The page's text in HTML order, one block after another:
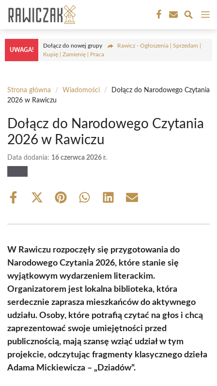
treści
UWAGA!
Dołącz do nowej grupy
Rawicz - Ogłoszenia | Sprzedam |
Kupię | Zamienię | Praca
Strona główna / Wiadomości /
Dołącz do Narodowego Czytania
2026 w Rawiczu
Dołącz do Narodowego Czytania
2026 w Rawiczu
Data dodania: 16 czerwca 2026 r.
Share
Share
(Twitter)
Share Share Share Share
W Rawiczu rozpoczęły się przygotowania do
Narodowego Czytania 2026, które stanie się
wyjątkowym wydarzeniem literackim.
Organizatorem jest lokalna biblioteka, która
serdecznie zaprasza mieszkańców do aktywnego
udziału. Osoby, które potrafią czytać na głos i chcą
zaprezentować swoje umiejętności przed
publicznością, mają szansę wziąć udział w tym
projekcie, odczytując fragmenty klasycznego dzieła
Adama Mickiewicza – „Dziadów”.